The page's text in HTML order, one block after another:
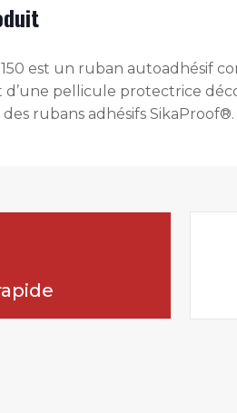
est un ruban autoadhésif
pellicule protectrice
des rubans adhésifs SikaProof®.